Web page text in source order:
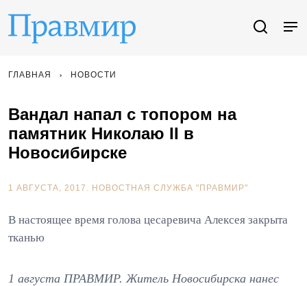
ГЛАВНАЯ НОВОСТИ
Вандал напал с топором на
памятник Николаю II в
Новосибирске
1 АВГУСТА, 2017. НОВОСТНАЯ СЛУЖБА "ПРАВМИР"
В настоящее время голова цесаревича Алексея закрыта
тканью
1 августа ПРАВМИР. Житель Новосибирска нанес